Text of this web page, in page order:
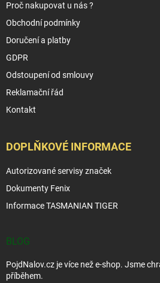
Proč nakupovat u nás ?
Obchodní podmínky
Doručení a platby
GDPR
Odstoupení od smlouvy
Reklamační řád
Kontakt
DOPLŇKOVÉ INFORMACE
Autorizované servisy značek
Dokumenty Fenix
Informace TASMANIAN TIGER
BLOG
PojdNalov.cz je více než e-shop. Jsme
příběhem.